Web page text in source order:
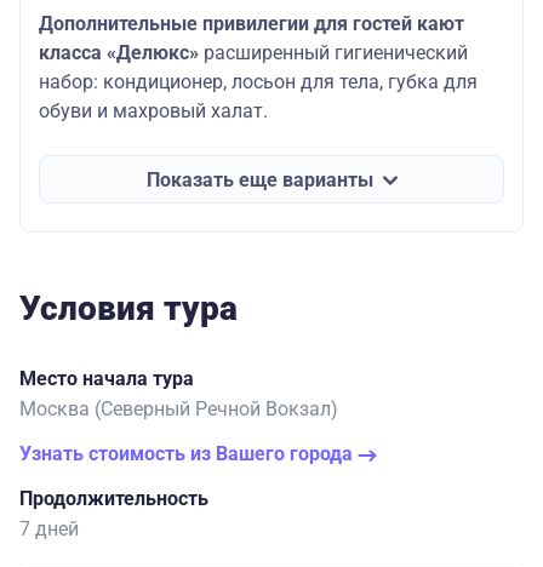
Дополнительные привилегии для гостей кают
класса «Делюкс» расширенный гигиенический
набор: кондиционер, лосьон для тела, губка для
обуви и махровый халат.
Показать еще варианты
Условия тура
Место начала тура
Москва (Северный Речной Вокзал)
Узнать стоимость из Вашего города
Продолжительность
7 дней